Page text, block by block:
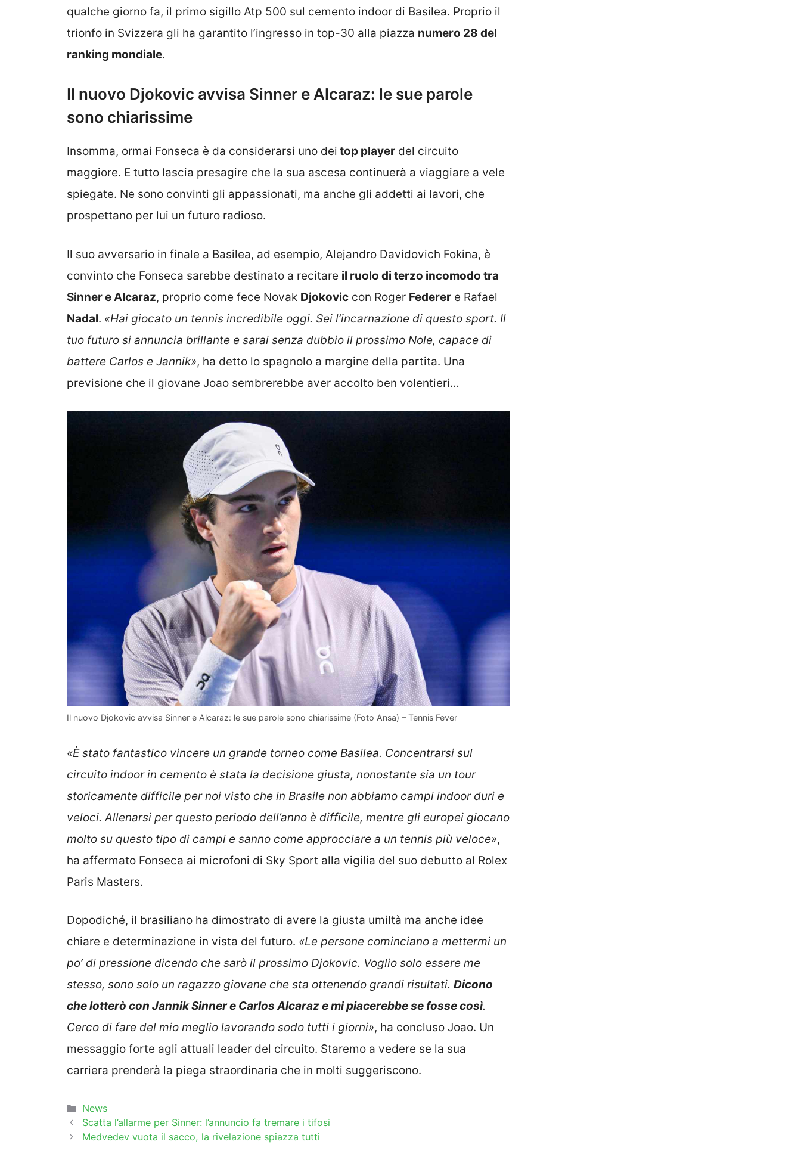
qualche giorno fa, il primo sigillo Atp 500 sul cemento indoor di Basilea. Proprio il
trionfo in Svizzera gli ha garantito l’ingresso in top-30 alla piazza numero 28 del
ranking mondiale.
Il nuovo Djokovic avvisa Sinner e Alcaraz: le sue parole
sono chiarissime
Insomma, ormai Fonseca è da considerarsi uno dei top player del circuito
maggiore. E tutto lascia presagire che la sua ascesa continuerà a viaggiare a vele
spiegate. Ne sono convinti gli appassionati, ma anche gli addetti ai lavori, che
prospettano per lui un futuro radioso.
Il suo avversario in finale a Basilea, ad esempio, Alejandro Davidovich Fokina, è
convinto che Fonseca sarebbe destinato a recitare il ruolo di terzo incomodo tra
Sinner e Alcaraz, proprio come fece Novak Djokovic con Roger Federer e Rafael
Nadal. «Hai giocato un tennis incredibile oggi. Sei l’incarnazione di questo sport. Il
tuo futuro si annuncia brillante e sarai senza dubbio il prossimo Nole, capace di
battere Carlos e Jannik», ha detto lo spagnolo a margine della partita. Una
previsione che il giovane Joao sembrerebbe aver accolto ben volentieri…
Il nuovo Djokovic avvisa Sinner e Alcaraz: le sue parole sono chiarissime (Foto Ansa) – Tennis Fever
«È stato fantastico vincere un grande torneo come Basilea. Concentrarsi sul
circuito indoor in cemento è stata la decisione giusta, nonostante sia un tour
storicamente difficile per noi visto che in Brasile non abbiamo campi indoor duri e
veloci. Allenarsi per questo periodo dell’anno è difficile, mentre gli europei giocano
molto su questo tipo di campi e sanno come approcciare a un tennis più veloce»,
ha affermato Fonseca ai microfoni di Sky Sport alla vigilia del suo debutto al Rolex
Paris Masters.
Dopodiché, il brasiliano ha dimostrato di avere la giusta umiltà ma anche idee
chiare e determinazione in vista del futuro. «Le persone cominciano a mettermi un
po’ di pressione dicendo che sarò il prossimo Djokovic. Voglio solo essere me
stesso, sono solo un ragazzo giovane che sta ottenendo grandi risultati. Dicono
che lotterò con Jannik Sinner e Carlos Alcaraz e mi piacerebbe se fosse così.
Cerco di fare del mio meglio lavorando sodo tutti i giorni», ha concluso Joao. Un
messaggio forte agli attuali leader del circuito. Staremo a vedere se la sua
carriera prenderà la piega straordinaria che in molti suggeriscono.
Categorie
News
Scatta l’allarme per Sinner: l’annuncio fa tremare i tifosi
Medvedev vuota il sacco, la rivelazione spiazza tutti